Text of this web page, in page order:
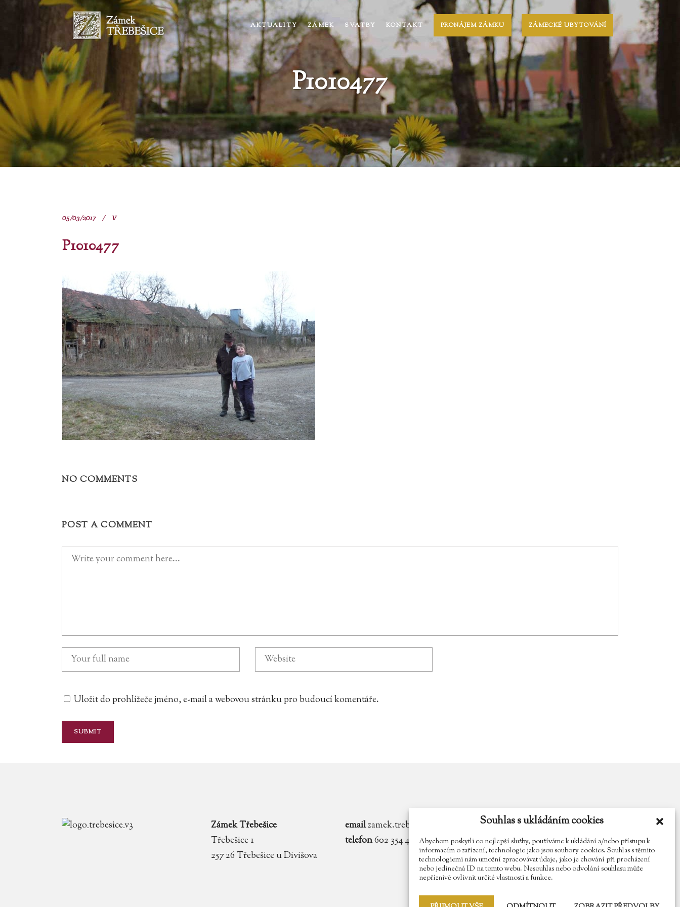
Souhlas s ukládáním cookies
Abychom poskytli co nejlepší služby, používáme k ukládání a/nebo přístupu k
informacím o zařízení, technologie jako jsou soubory cookies. Souhlas s těmito
technologiemi nám umožní zpracovávat údaje, jako je chování při procházení
nebo jedinečná ID na tomto webu. Nesouhlas nebo odvolání souhlasu může
nepříznivě ovlivnit určité vlastnosti a funkce.
AKTUALITY ZÁMEK SVATBY KONTAKT PRONÁJEM ZÁMKU ZÁMECKÉ UBYTOVÁNÍ
P1010477
05/03/2017 V
P1010477
NO COMMENTS
POST A COMMENT
Uložit do prohlížeče jméno, e-mail a webovou stránku pro budoucí komentáře.
Zámek Třebešice
Třebešice 1
257 26 Třebešice u Divišova
emailzamek.trebesice@volny.cz
telefon602 354 467
Najdete nás na Facebooku
Sledujte náš Instagram